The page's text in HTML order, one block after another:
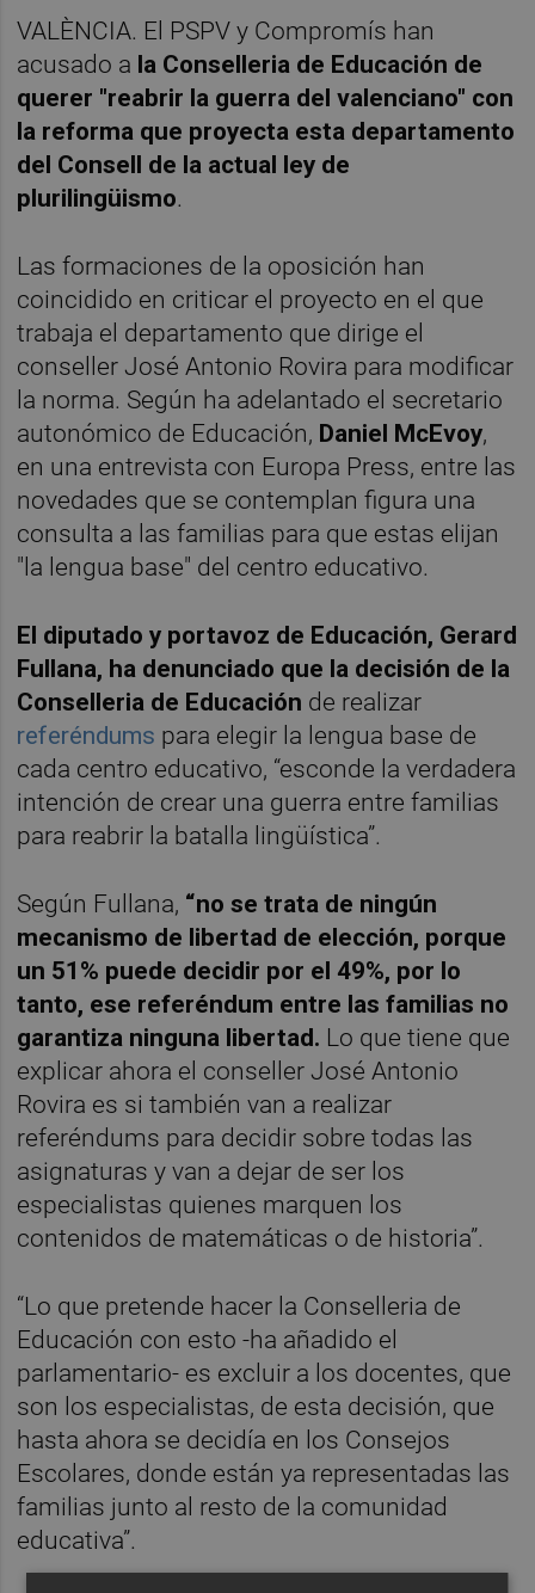
VALÈNCIA. El PSPV y Compromís han
acusado a la Conselleria de Educación de
querer "reabrir la guerra del valenciano" con
la reforma que proyecta esta departamento
del Consell de la actual ley de
plurilingüismo.
Las formaciones de la oposición han
coincidido en criticar el proyecto en el que
trabaja el departamento que dirige el
conseller José Antonio Rovira para modificar
la norma. Según ha adelantado el secretario
autonómico de Educación, Daniel McEvoy,
en una entrevista con Europa Press, entre las
novedades que se contemplan figura una
consulta a las familias para que estas elijan
"la lengua base" del centro educativo.
El diputado y portavoz de Educación, Gerard
Fullana, ha denunciado que la decisión de la
Conselleria de Educación de realizar
referéndums para elegir la lengua base de
cada centro educativo, “esconde la verdadera
intención de crear una guerra entre familias
para reabrir la batalla lingüística”.
Según Fullana, “no se trata de ningún
mecanismo de libertad de elección, porque
un 51% puede decidir por el 49%, por lo
tanto, ese referéndum entre las familias no
garantiza ninguna libertad. Lo que tiene que
explicar ahora el conseller José Antonio
Rovira es si también van a realizar
referéndums para decidir sobre todas las
asignaturas y van a dejar de ser los
especialistas quienes marquen los
contenidos de matemáticas o de historia”.
“Lo que pretende hacer la Conselleria de
Educación con esto -ha añadido el
parlamentario- es excluir a los docentes, que
son los especialistas, de esta decisión, que
hasta ahora se decidía en los Consejos
Escolares, donde están ya representadas las
familias junto al resto de la comunidad
educativa”.